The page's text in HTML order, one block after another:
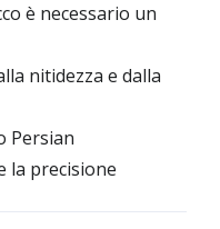
è necessario un
nitidezza e dalla
Persian
la precisione